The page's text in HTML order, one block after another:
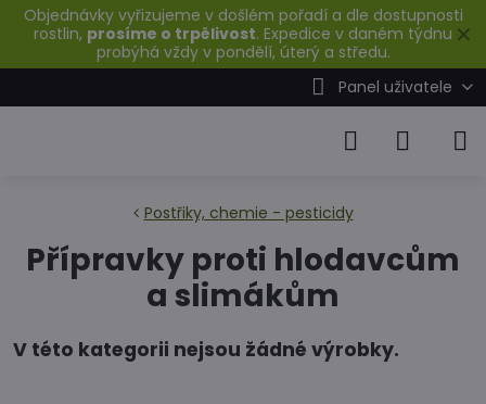
✕
Objednávky vyřizujeme v došlém pořadí a dle dostupnosti
rostlin, prosíme o trpělivost. Expedice v daném týdnu
probýhá vždy v pondělí, úterý a středu.
Panel uživatele
Postřiky, chemie - pesticidy
Přípravky proti hlodavcům
a slimákům